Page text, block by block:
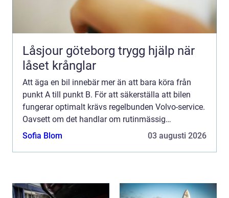
Låsjour göteborg trygg hjälp när
låset krånglar
Att äga en bil innebär mer än att bara köra från
punkt A till punkt B. För att säkerställa att bilen
fungerar optimalt krävs regelbunden Volvo-service.
Oavsett om det handlar om rutinmässig
underh&ar...
Sofia Blom 03 augusti 2026